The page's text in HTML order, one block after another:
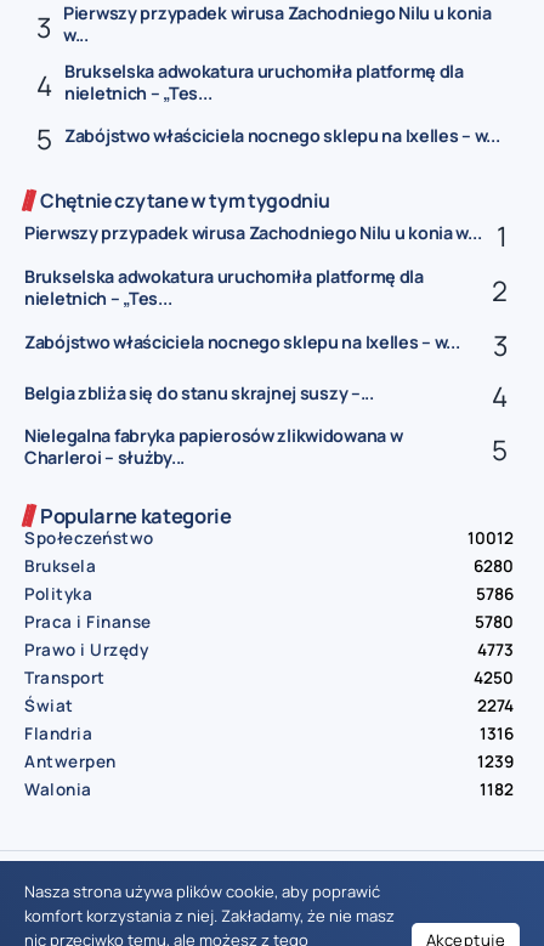
Pierwszy przypadek wirusa Zachodniego Nilu u konia
w...
Brukselska adwokatura uruchomiła platformę dla
nieletnich – „Tes...
Zabójstwo właściciela nocnego sklepu na Ixelles – w...
Chętnie czytane w tym tygodniu
Pierwszy przypadek wirusa Zachodniego Nilu u konia w...
Brukselska adwokatura uruchomiła platformę dla
nieletnich – „Tes...
Zabójstwo właściciela nocnego sklepu na Ixelles – w...
Belgia zbliża się do stanu skrajnej suszy –...
Nielegalna fabryka papierosów zlikwidowana w
Charleroi – służby...
Popularne kategorie
Społeczeństwo
10012
Bruksela
6280
Polityka
5786
Praca i Finanse
5780
Prawo i Urzędy
4773
Transport
4250
Świat
2274
Flandria
1316
Antwerpen
1239
Walonia
1182
© Aktualnosci.be – All Right Reserved 2016-2026
Nasza strona używa plików cookie, aby poprawić
komfort korzystania z niej. Zakładamy, że nie masz
nic przeciwko temu, ale możesz z tego
Akceptuję